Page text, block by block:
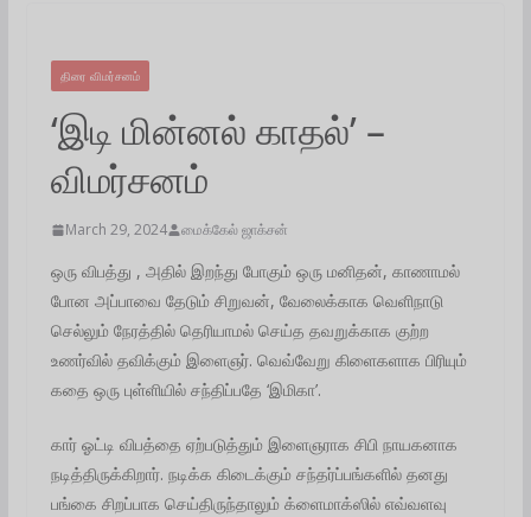
திரை விமர்சனம்
‘இடி மின்னல் காதல்’ –
விமர்சனம்
March 29, 2024 மைக்கேல் ஜாக்சன்
ஒரு விபத்து , அதில் இறந்து போகும் ஒரு மனிதன், காணாமல்
போன அப்பாவை தேடும் சிறுவன், வேலைக்காக வெளிநாடு
செல்லும் நேரத்தில் தெரியாமல் செய்த தவறுக்காக குற்ற
உணர்வில் தவிக்கும் இளைஞர். வெவ்வேறு கிளைகளாக பிரியும்
கதை ஒரு புள்ளியில் சந்திப்பதே ‘இமிகா’.
கார் ஓட்டி விபத்தை ஏற்படுத்தும் இளைஞராக சிபி நாயகனாக
நடித்திருக்கிறார். நடிக்க கிடைக்கும் சந்தர்ப்பங்களில் தனது
பங்கை சிறப்பாக செய்திருந்தாலும் க்ளைமாக்ஸில் எவ்வளவு